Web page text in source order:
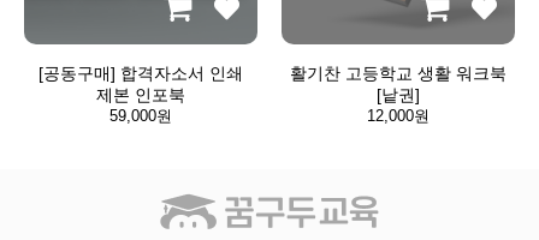
[공동구매] 합격자소서 인쇄
제본 인포북
59,000원
활기찬 고등학교 생활 워크북
[낱권]
12,000원